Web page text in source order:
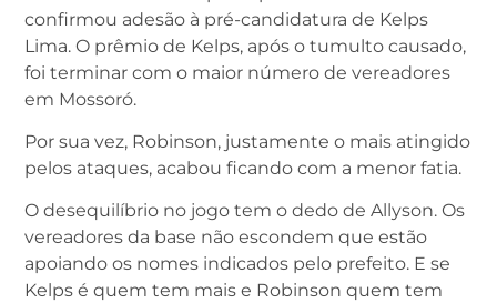
confirmou adesão à pré-candidatura de Kelps
Lima. O prêmio de Kelps, após o tumulto causado,
foi terminar com o maior número de vereadores
em Mossoró.
Por sua vez, Robinson, justamente o mais atingido
pelos ataques, acabou ficando com a menor fatia.
O desequilíbrio no jogo tem o dedo de Allyson. Os
vereadores da base não escondem que estão
apoiando os nomes indicados pelo prefeito. E se
Kelps é quem tem mais e Robinson quem tem